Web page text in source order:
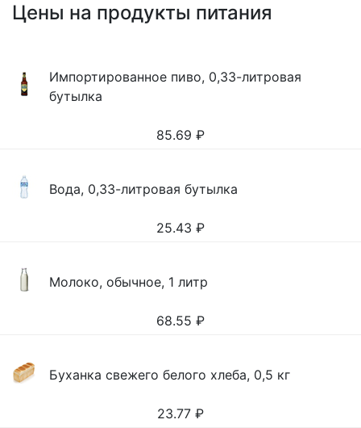
Цены на продукты питания
Импортированное пиво, 0,33-литровая
бутылка
85.69 ₽
Вода, 0,33-литровая бутылка
25.43 ₽
Молоко, обычное, 1 литр
68.55 ₽
Буханка свежего белого хлеба, 0,5 кг
23.77 ₽